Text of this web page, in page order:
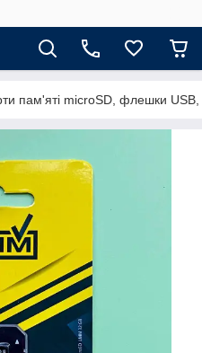
пам'яті microSD, флешки